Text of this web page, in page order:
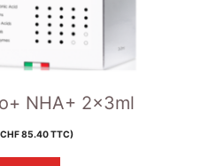
NHA+ 2x3ml
CHF85.40TTC)